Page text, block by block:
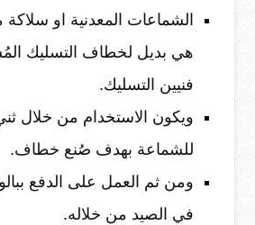
الشماعات المعدنية او
هي بديل لخطاف التسليك
فنيين التسليك.
ويكون الاستخدام من خلال
للشماعة بهدف صُنع خطاف.
ومن ثم العمل على الدفع
في الصيد من خلاله.